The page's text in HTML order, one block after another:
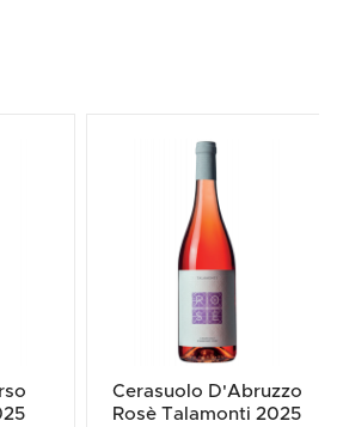
Cerasuolo D'Abruzzo
Rosè Talamonti 2025
Premiato